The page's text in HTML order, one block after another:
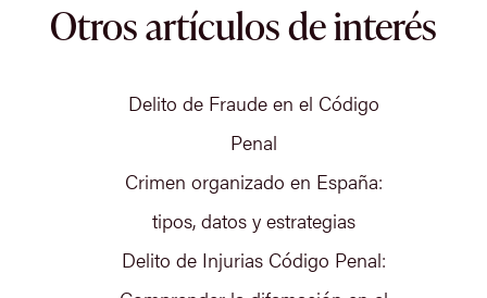
Otros artículos de interés
Delito de Fraude en el Código
Penal
Crimen organizado en España:
tipos, datos y estrategias
Delito de Injurias Código Penal: